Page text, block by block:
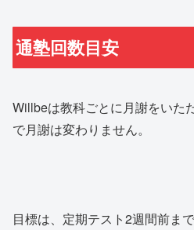
通塾回数目安
Willbeは教科ごとに月謝をいた
で月謝は変わりません。
目標は、定期テスト2週間前ま